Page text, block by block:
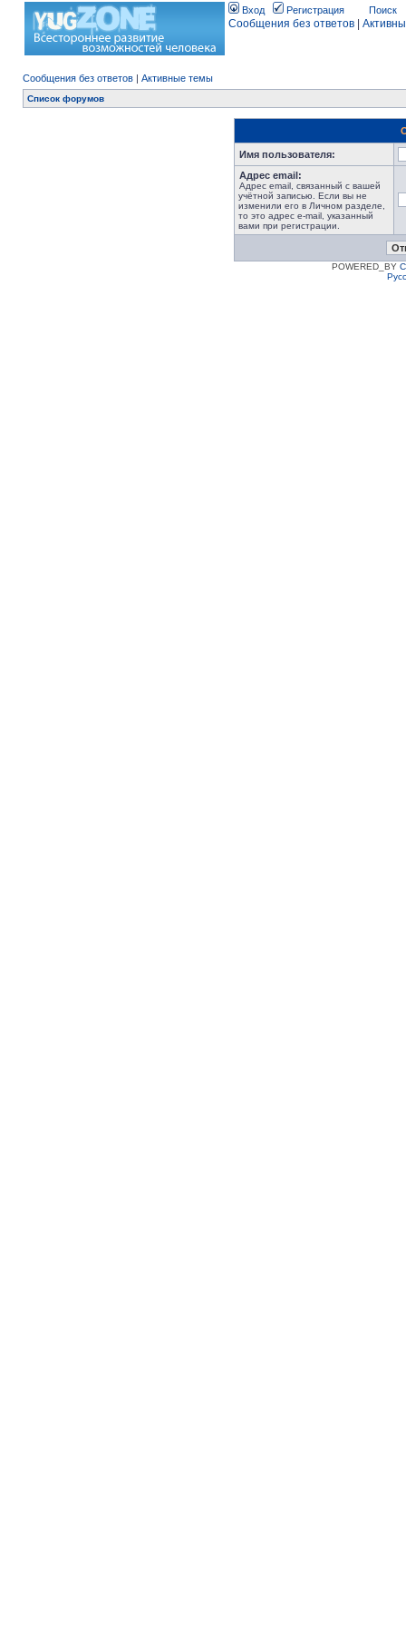
Вход Регистрация Поиск
Сообщения без ответов
Сообщения без ответов | Активные темы
Список форумов
Имя пользователя:
Адрес email:
Адрес email, связанный с вашей
учётной записью. Если вы не
изменили его в Личном разделе,
то это адрес e-mail, указанный
вами при регистрации.
POWERED_BY